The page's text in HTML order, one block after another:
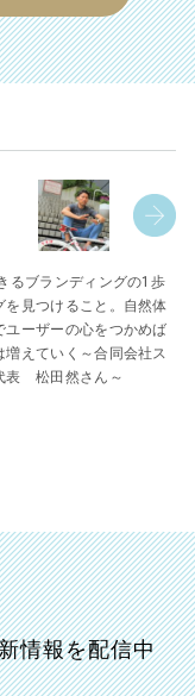
るブランディングの1歩
を見つけること。自然体
ユーザーの心をつかめば
増えていく～合同会社ス
表 松田然さん～
情報を配信中